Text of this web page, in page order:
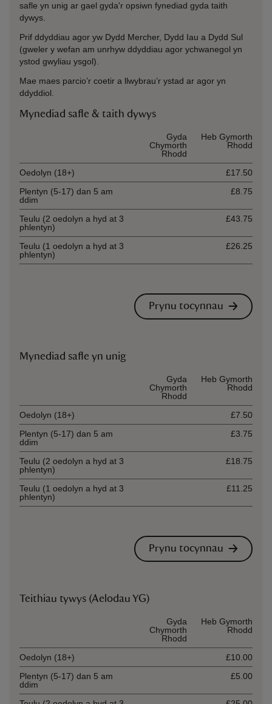
safle yn unig ar gael gyda'r opsiwn fynediad gyda taith
dywys.
Prif ddyddiau agor yw Dydd Mercher, Dydd Iau a Dydd Sul
(gweler y wefan am unrhyw ddyddiau agor ychwanegol yn
ystod gwyliau ysgol).
Mae maes parcio’r coetir a llwybrau’r ystad ar agor yn
ddyddiol.
Mynediad safle & taith dywys
Gyda
Chymorth
Rhodd
Heb Gymorth
Rhodd
Oedolyn (18+)
£17.50
Plentyn (5-17) dan 5 am
ddim
£8.75
Teulu (2 oedolyn a hyd at 3
phlentyn)
£43.75
Teulu (1 oedolyn a hyd at 3
phlentyn)
£26.25
Prynu tocynnau
Mynediad safle yn unig
Gyda
Chymorth
Rhodd
Heb Gymorth
Rhodd
Oedolyn (18+)
£7.50
Plentyn (5-17) dan 5 am
ddim
£3.75
Teulu (2 oedolyn a hyd at 3
phlentyn)
£18.75
Teulu (1 oedolyn a hyd at 3
phlentyn)
£11.25
Prynu tocynnau
Teithiau tywys (Aelodau YG)
Gyda
Chymorth
Rhodd
Heb Gymorth
Rhodd
Oedolyn (18+)
£10.00
Plentyn (5-17) dan 5 am
ddim
£5.00